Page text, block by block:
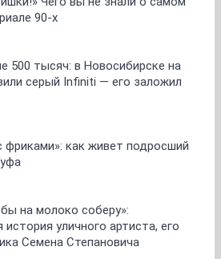
90-х
500 тысяч: в Новосибирске на
серый Infiniti — его заложил
фриками»: как живет подросший
на молоко соберу»:
история уличного артиста, его
Семена Степановича